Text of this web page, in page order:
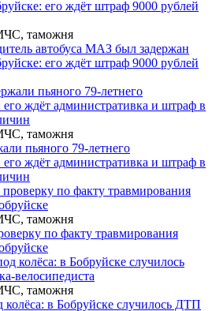
таможня
автобуса МАЗ был задержан
его ждёт штраф 9000 рублей
таможня
пьяного 79-летнего
ждёт административка и штраф в
таможня
по факту травмирования
таможня
в Бобруйске случилось ДТП